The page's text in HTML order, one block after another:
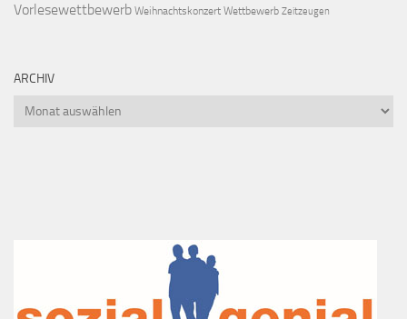
Vorlesewettbewerb Weihnachtskonzert Wettbewerb Zeitzeugen
ARCHIV